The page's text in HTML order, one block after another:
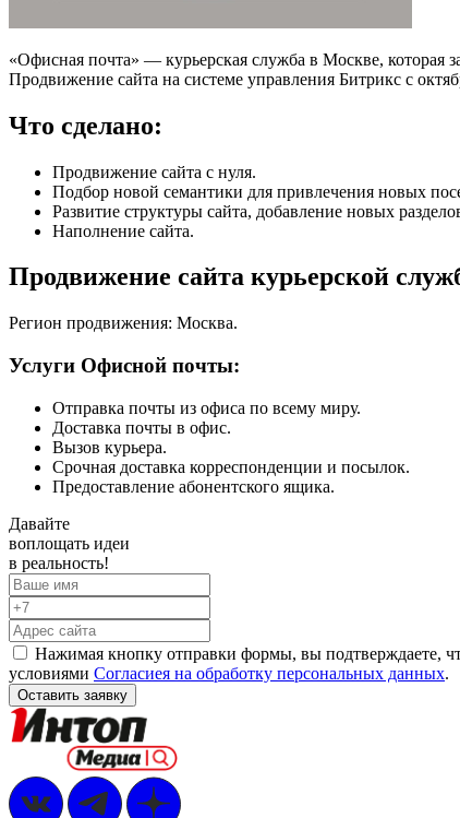
«Офисная почта» — курьерская служба в Москве, которая
Продвижение сайта на системе управления Битрикс с
Что сделано:
Продвижение сайта с нуля.
Подбор новой семантики для привлечения новых
Развитие структуры сайта, добавление новых
Наполнение сайта.
Продвижение сайта курьерской
Регион продвижения: Москва.
Услуги Офисной почты:
Отправка почты из офиса по всему миру.
Доставка почты в офис.
Вызов курьера.
Срочная доставка корреспонденции и посылок.
Предоставление абонентского ящика.
Давайте
воплощать идеи
в реальность!
Нажимая кнопку отправки формы, вы подтверждаете,
условиями Согласиея на обработку персональных данных.